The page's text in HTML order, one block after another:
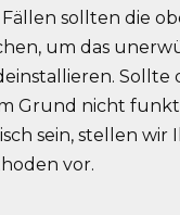
sollten die
um das
Sollte
Grund nicht
sein, stellen wir
vor.